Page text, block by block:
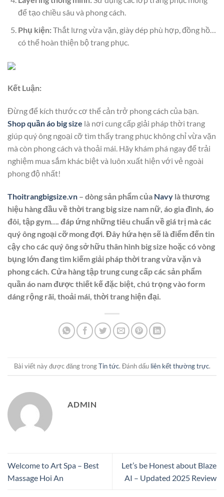
để tạo chiều sâu và phong cách.
Phụ kiện:Thắt lưng vừa vặn, giày dép phù hợp, đồng hồ…
có thể hoàn thiện bộ trang phục.
Kết Luận:
Đừng để kích thước cơ thể cản trở phong cách của bạn.
Shop quần áo big size là nơi cung cấp giải pháp thời trang
giúp quý ông ngoại cỡ tìm thấy trang phục không chỉ vừa vặn
mà còn phong cách và thoải mái. Hãy khám phá ngay để trải
nghiệm mua sắm khác biệt và luôn xuất hiện với vẻ ngoài
phong độ nhất!
Thoitrangbigsize.vn – dòng sản phẩm của Navy là thương
hiệu hàng đầu về thời trang big size nam nữ, áo gia đình, áo
đôi, tập gym…. đáp ứng những tiêu chuẩn về giá trị mà các
quý ông ngoại cỡ mong đợi. Đây hứa hẹn sẽ là điểm đến tin
cậy cho các quý ông sở hữu thân hình big size hoặc có vòng
bụng lớn đang tìm kiếm giải pháp thời trang vừa vặn và
phong cách. Cửa hàng tập trung cung cấp các sản phẩm
quần áo nam được thiết kế đặc biệt, chú trọng vào form
dáng rộng rãi, thoải mái, thời trang hiện đại.
Bài viết này được đăng trongTin tức. Đánh dấu liên kết thường trực.
ADMIN
Welcome to Art Spa – Best
Massage Hoi An
Let’s be Honest about Blaze
AI – Updated 2025 Review